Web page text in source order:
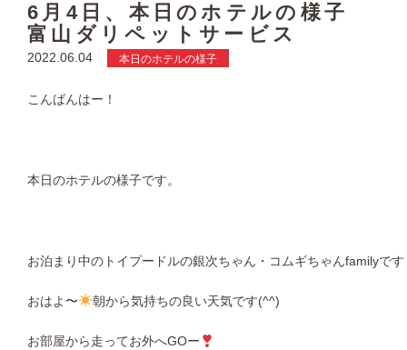
6月4日、本日のホテルの様子
富山ダリペットサービス
2022.06.04 本日のホテルの様子
こんばんはー！
本日のホテルの様子です。
お泊まり中のトイプードルの銀次ちゃん・コムギちゃんfamilyです
おはよ〜 朝から気持ちの良い天気です(^^)
お部屋から走ってお外へGOー